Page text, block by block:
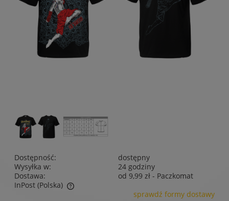
Dostępność:
dostępny
Wysyłka w:
24 godziny
Dostawa:
od 9,99 zł - Paczkomat
InPost (Polska)
Cena nie zawiera ewentualnych kosztów płatności
sprawdź formy dostawy